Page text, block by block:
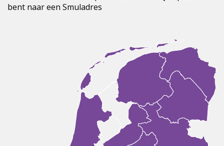
bent naar een Smuladres